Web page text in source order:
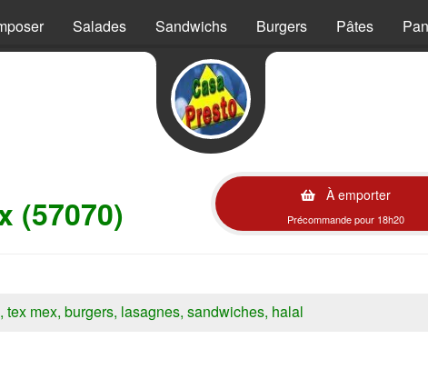
Salades Sandwichs Burgers Pâtes
(57070)
À emporter
Précommande pour 18h20
mex, burgers, lasagnes, sandwiches, halal